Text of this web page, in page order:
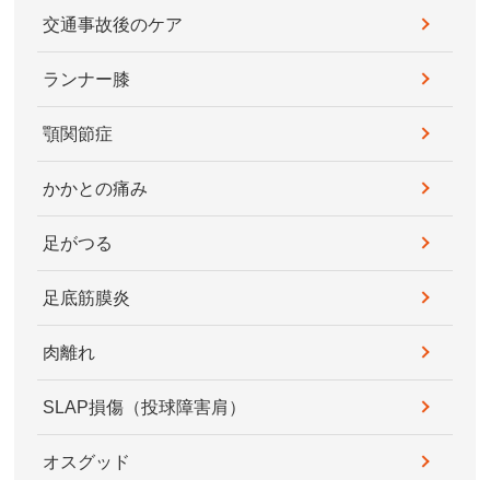
交通事故後のケア
ランナー膝
顎関節症
かかとの痛み
足がつる
足底筋膜炎
肉離れ
SLAP損傷（投球障害肩）
オスグッド